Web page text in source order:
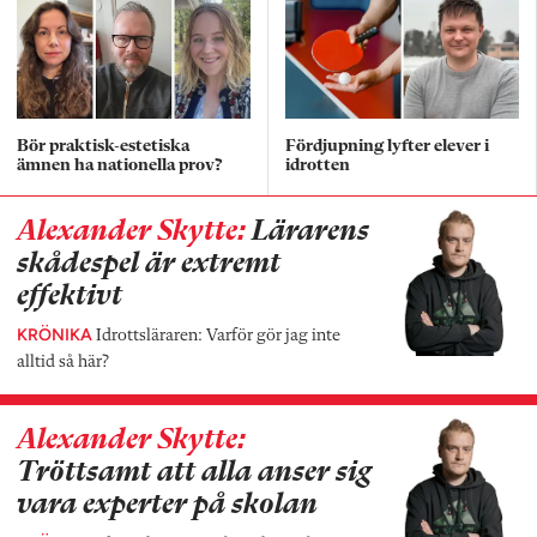
Bör praktisk-estetiska
ämnen ha nationella prov?
Fördjupning lyfter elever i
idrotten
Alexander Skytte:Lärarens
skådespel är extremt
effektivt
KRÖNIKA Idrottsläraren: Varför gör jag inte
alltid så här?
Alexander Skytte:
Tröttsamt att alla anser sig
vara experter på skolan